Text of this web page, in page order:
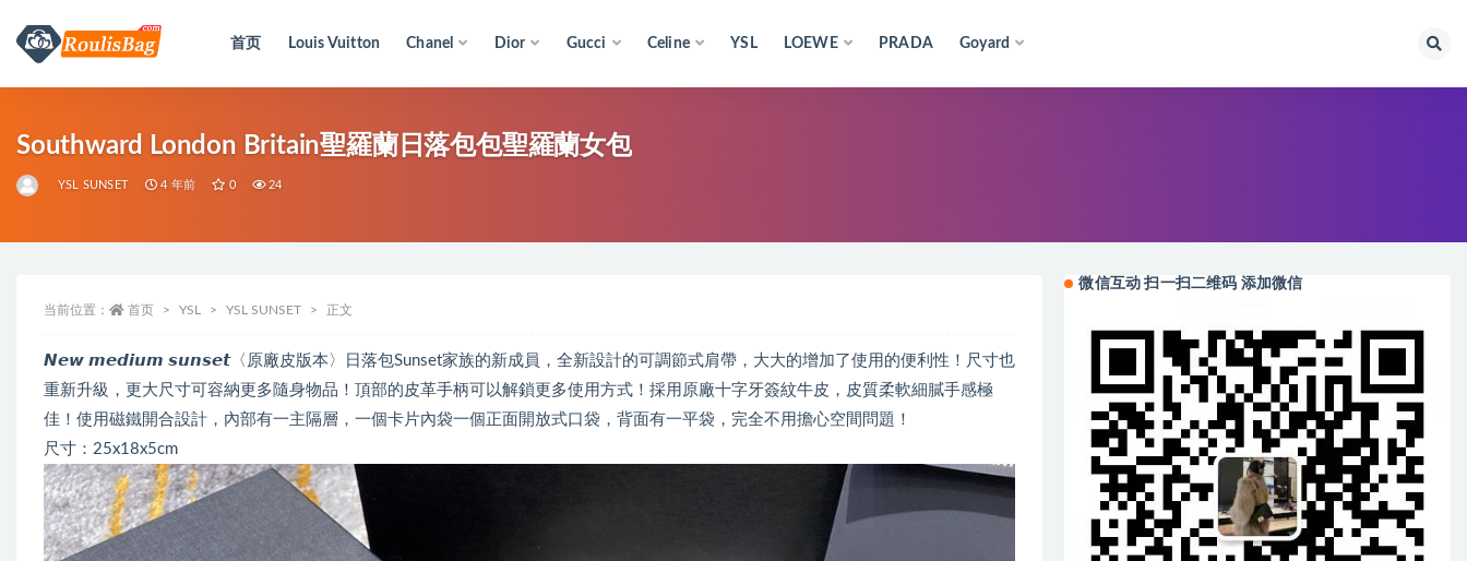
首页 Louis Vuitton Chanel Dior Gucci Celine YSL LOEWE PRADA Goyard
Southward London Britain聖羅蘭日落包包聖羅蘭女包
YSL SUNSET 4 年前 0 24
当前位置： 首页 YSL YSL SUNSET 正文
𝙉𝙚𝙬 𝙢𝙚𝙙𝙞𝙪𝙢 𝙨𝙪𝙣𝙨𝙚𝙩〈原廠皮版本〉日落包Sunset家族的新成員，全新設計的可調節式肩帶，大大的增加了使用的便利性！尺寸也
重新升級，更大尺寸可容納更多隨身物品！頂部的皮革手柄可以解鎖更多使用方式！採用原廠十字牙簽紋牛皮，皮質柔軟細膩手感極
佳！使用磁鐵開合設計，內部有一主隔層，一個卡片內袋一個正面開放式口袋，背面有一平袋，完全不用擔心空間問題！
尺寸：25x18x5cm
微信互动 扫一扫二维码 添加微信